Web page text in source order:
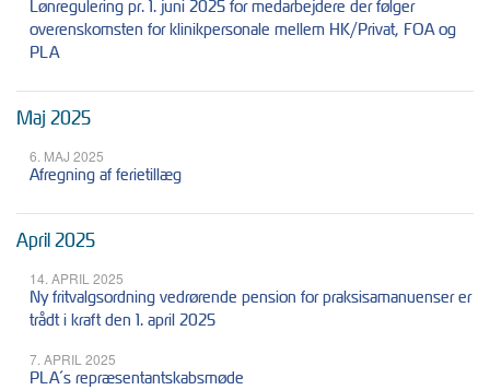
Lønregulering pr. 1. juni 2025 for medarbejdere der følger
overenskomsten for klinikpersonale mellem HK/Privat, FOA og
PLA
Maj 2025
6. MAJ 2025
Afregning af ferietillæg
April 2025
14. APRIL 2025
Ny fritvalgsordning vedrørende pension for praksisamanuenser er
trådt i kraft den 1. april 2025
7. APRIL 2025
PLA´s repræsentantskabsmøde